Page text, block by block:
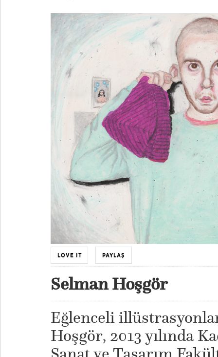
LOVE IT PAYLAŞ
Selman Hoşgör
Eğlenceli
Hoşgör, 2013 yılında